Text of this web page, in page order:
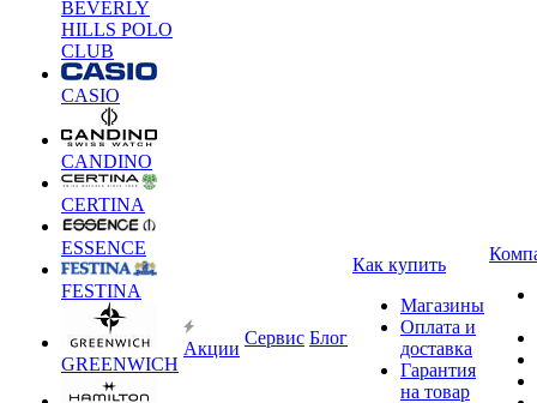
BEVERLY
HILLS POLO
CLUB
CASIO
CANDINO
CERTINA
ESSENCE
FESTINA
GREENWICH
Акции
Сервис Блог
Как купить
Магазины
Оплата и
доставка
Гарантия
на товар